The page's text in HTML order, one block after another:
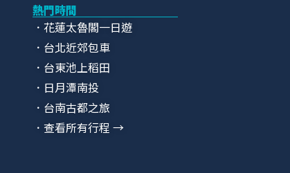
熱門時間
．花蓮太魯閣一日遊
．台北近郊包車
．台東池上稻田
．日月潭南投
．台南古都之旅
．查看所有行程 →